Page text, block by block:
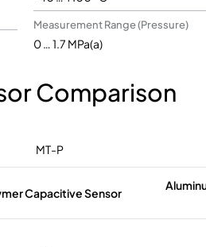
Measurement Range (Pressure)
0 … 1.7 MPa(a)
Comparison
MT-P
Capacitive Sensor